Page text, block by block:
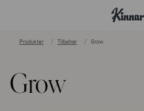
Produkter Tilbehør Grow
Grow